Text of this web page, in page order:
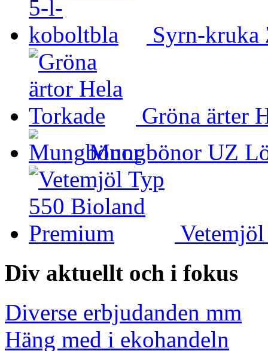
Syrn-
Gröna ärter
Mungbönor UZ
Div aktuellt och i fokus
Diverse erbjudanden mm
Häng med i ekohandeln